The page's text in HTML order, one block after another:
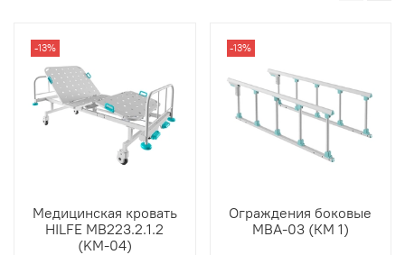
-13%
Медицинская кровать
HILFE MB223.2.1.2
(KM-04)
-13%
Ограждения боковые
MBA-03 (КМ 1)